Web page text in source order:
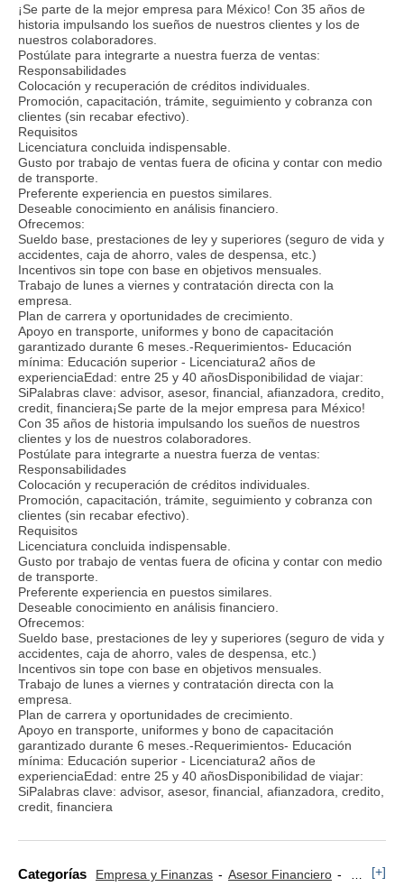
¡Se parte de la mejor empresa para México! Con 35 años de
historia impulsando los sueños de nuestros clientes y los de
nuestros colaboradores.
Postúlate para integrarte a nuestra fuerza de ventas:
Responsabilidades
Colocación y recuperación de créditos individuales.
Promoción, capacitación, trámite, seguimiento y cobranza con
clientes (sin recabar efectivo).
Requisitos
Licenciatura concluida indispensable.
Gusto por trabajo de ventas fuera de oficina y contar con medio
de transporte.
Preferente experiencia en puestos similares.
Deseable conocimiento en análisis financiero.
Ofrecemos:
Sueldo base, prestaciones de ley y superiores (seguro de vida y
accidentes, caja de ahorro, vales de despensa, etc.)
Incentivos sin tope con base en objetivos mensuales.
Trabajo de lunes a viernes y contratación directa con la
empresa.
Plan de carrera y oportunidades de crecimiento.
Apoyo en transporte, uniformes y bono de capacitación
garantizado durante 6 meses.-Requerimientos- Educación
mínima: Educación superior - Licenciatura2 años de
experienciaEdad: entre 25 y 40 añosDisponibilidad de viajar:
SiPalabras clave: advisor, asesor, financial, afianzadora, credito,
credit, financiera¡Se parte de la mejor empresa para México!
Con 35 años de historia impulsando los sueños de nuestros
clientes y los de nuestros colaboradores.
Postúlate para integrarte a nuestra fuerza de ventas:
Responsabilidades
Colocación y recuperación de créditos individuales.
Promoción, capacitación, trámite, seguimiento y cobranza con
clientes (sin recabar efectivo).
Requisitos
Licenciatura concluida indispensable.
Gusto por trabajo de ventas fuera de oficina y contar con medio
de transporte.
Preferente experiencia en puestos similares.
Deseable conocimiento en análisis financiero.
Ofrecemos:
Sueldo base, prestaciones de ley y superiores (seguro de vida y
accidentes, caja de ahorro, vales de despensa, etc.)
Incentivos sin tope con base en objetivos mensuales.
Trabajo de lunes a viernes y contratación directa con la
empresa.
Plan de carrera y oportunidades de crecimiento.
Apoyo en transporte, uniformes y bono de capacitación
garantizado durante 6 meses.-Requerimientos- Educación
mínima: Educación superior - Licenciatura2 años de
experienciaEdad: entre 25 y 40 añosDisponibilidad de viajar:
SiPalabras clave: advisor, asesor, financial, afianzadora, credito,
credit, financiera
Categorías Empresa y Finanzas Asesor Financiero Asesoría
[+]